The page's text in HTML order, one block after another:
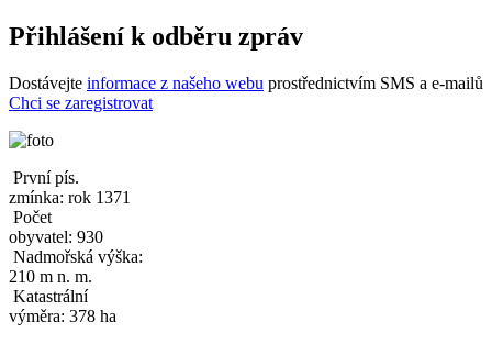
Přihlášení k odběru zpráv
Dostávejte informace z našeho webu prostřednictvím SMS a e-mailů
Chci se zaregistrovat
První pís.
zmínka: rok 1371
Počet
obyvatel: 930
Nadmořská výška:
210 m n. m.
Katastrální
výměra: 378 ha